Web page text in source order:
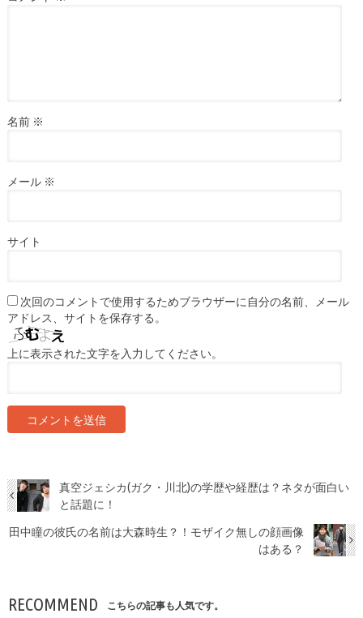
名前 ※
メール ※
サイト
次回のコメントで使用するためブラウザーに自分の名前、メール
アドレス、サイトを保存する。
上に表示された文字を入力してください。
真空ジェシカ(ガク・川北)の学歴や経歴は？ネタが面白い
と話題に！
田中瞳の彼氏の名前は大森時生？！モザイク無しの顔画像
はある？
RECOMMEND こちらの記事も人気です。